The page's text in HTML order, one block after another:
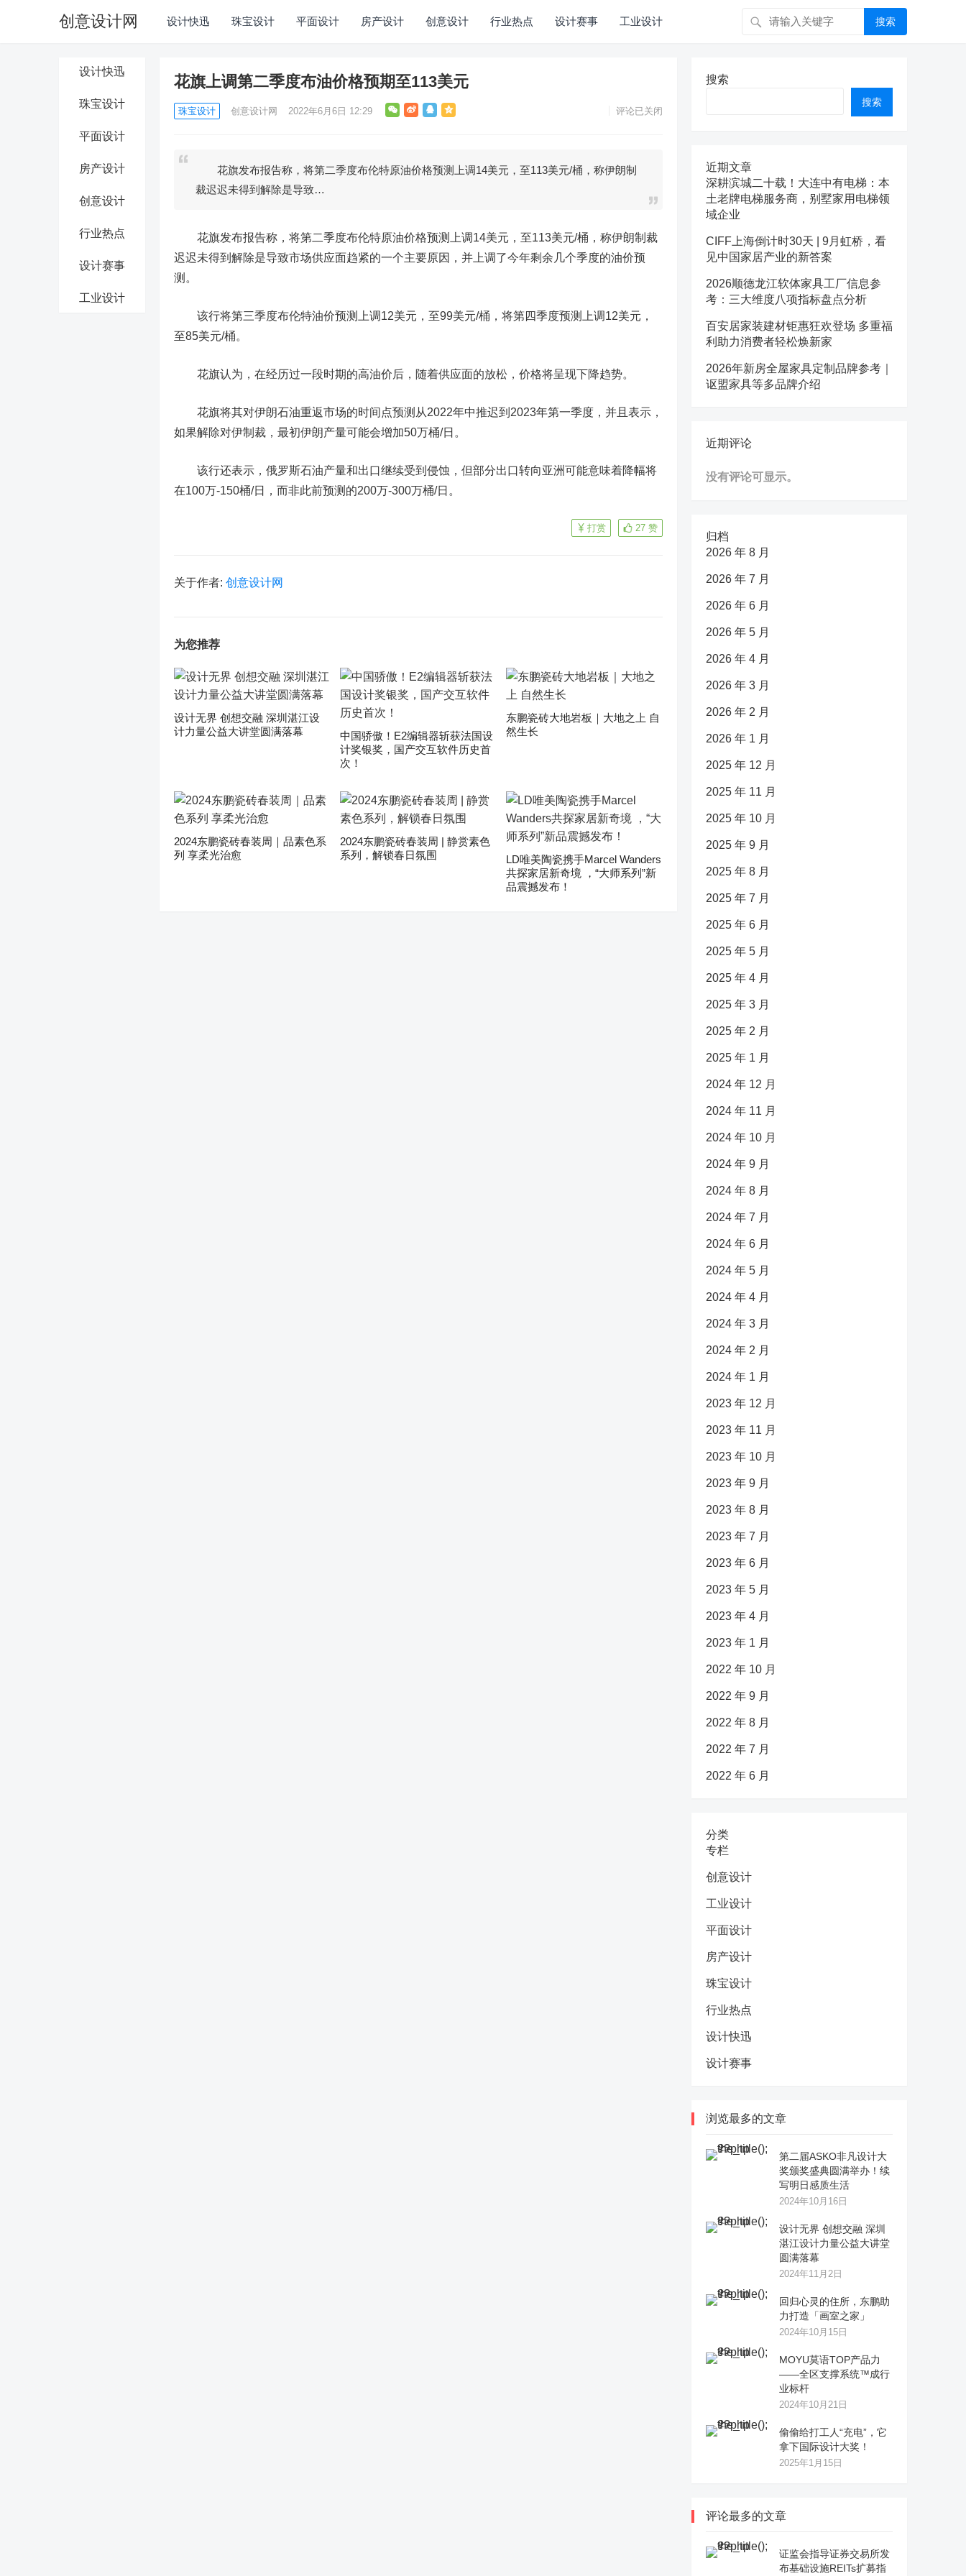
创意设计网 设计快迅 珠宝设计 平面设计 房产设计 创意设计 行业热点 设计赛事 工业设计 搜索
设计快迅
珠宝设计
平面设计
房产设计
创意设计
行业热点
设计赛事
工业设计
花旗上调第二季度布油价格预期至113美元
珠宝设计 创意设计网 2022年6月6日 12:29 评论已关闭
花旗发布报告称，将第二季度布伦特原油价格预测上调14美元，至113美元/桶，称伊朗制
裁迟迟未得到解除是导致…
花旗发布报告称，将第二季度布伦特原油价格预测上调14美元，至113美元/桶，称伊朗制裁
迟迟未得到解除是导致市场供应面趋紧的一个主要原因，并上调了今年剩余几个季度的油价预
测。
该行将第三季度布伦特油价预测上调12美元，至99美元/桶，将第四季度预测上调12美元，
至85美元/桶。
花旗认为，在经历过一段时期的高油价后，随着供应面的放松，价格将呈现下降趋势。
花旗将其对伊朗石油重返市场的时间点预测从2022年中推迟到2023年第一季度，并且表示，
如果解除对伊制裁，最初伊朗产量可能会增加50万桶/日。
该行还表示， 俄罗斯石油产量和出口继续受到侵蚀，但部分出口转向亚洲可能意味着降幅将
在100万-150桶/日，而非此前预测的200万-300万桶/日。
27 赞
打赏
关于作者: 创意设计网
为您推荐
设计无界 创想交融 深圳湛江设
计力量公益大讲堂圆满落幕
中国骄傲！E2编辑器斩获法国设
计奖银奖，国产交互软件历史首
次！
东鹏瓷砖大地岩板｜大地之上 自
然生长
2024东鹏瓷砖春装周｜品素色系
列 享柔光治愈
2024东鹏瓷砖春装周 | 静赏素色
系列，解锁春日氛围
LD唯美陶瓷携手Marcel Wanders
共探家居新奇境 ，“大师系列”新
品震撼发布！
搜索
搜索
近期文章
深耕滨城二十载！大连中有电梯：本
土老牌电梯服务商，别墅家用电梯领
域企业
CIFF上海倒计时30天 | 9月虹桥，看
见中国家居产业的新答案
2026顺德龙江软体家具工厂信息参
考：三大维度八项指标盘点分析
百安居家装建材钜惠狂欢登场 多重福
利助力消费者轻松焕新家
2026年新房全屋家具定制品牌参考｜
讴盟家具等多品牌介绍
近期评论
没有评论可显示。
归档
2026 年 8 月
2026 年 7 月
2026 年 6 月
2026 年 5 月
2026 年 4 月
2026 年 3 月
2026 年 2 月
2026 年 1 月
2025 年 12 月
2025 年 11 月
2025 年 10 月
2025 年 9 月
2025 年 8 月
2025 年 7 月
2025 年 6 月
2025 年 5 月
2025 年 4 月
2025 年 3 月
2025 年 2 月
2025 年 1 月
2024 年 12 月
2024 年 11 月
2024 年 10 月
2024 年 9 月
2024 年 8 月
2024 年 7 月
2024 年 6 月
2024 年 5 月
2024 年 4 月
2024 年 3 月
2024 年 2 月
2024 年 1 月
2023 年 12 月
2023 年 11 月
2023 年 10 月
2023 年 9 月
2023 年 8 月
2023 年 7 月
2023 年 6 月
2023 年 5 月
2023 年 4 月
2023 年 1 月
2022 年 10 月
2022 年 9 月
2022 年 8 月
2022 年 7 月
2022 年 6 月
分类
专栏
创意设计
工业设计
平面设计
房产设计
珠宝设计
行业热点
设计快迅
设计赛事
浏览最多的文章
第二届ASKO非凡设计大
奖颁奖盛典圆满举办！续
写明日感质生活
2024年10月16日
设计无界 创想交融 深圳
湛江设计力量公益大讲堂
圆满落幕
2024年11月2日
回归心灵的住所，东鹏助
力打造「画室之家」
2024年10月15日
MOYU莫语TOP产品力
——全区支撑系统™成行
业标杆
2024年10月21日
偷偷给打工人“充电”，它
拿下国际设计大奖！
2025年1月15日
评论最多的文章
证监会指导证券交易所发
布基础设施REITs扩募指